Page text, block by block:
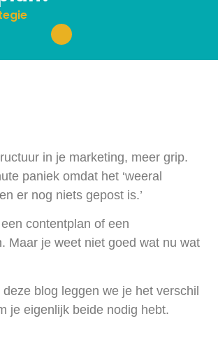
in je marketing, meer grip.
paniek omdat het ‘weeral
er nog niets gepost is.’
contentplan of een
Maar je weet niet goed wat nu wat
blog leggen we je het verschil
je eigenlijk beide nodig hebt.